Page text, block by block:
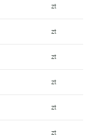
zt
zt
zt
zt
zt
zt